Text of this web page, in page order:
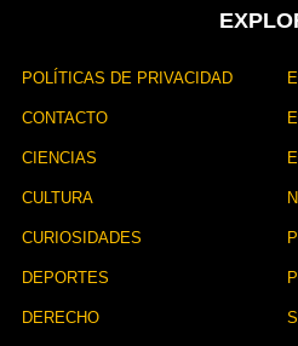
POLÍTICAS DE PRIVACIDAD
CONTACTO
CIENCIAS
CULTURA
CURIOSIDADES
DEPORTES
DERECHO